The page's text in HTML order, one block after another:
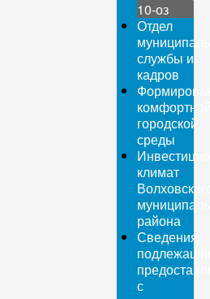
10-оз
Отдел
службы и
кадров
городской
среды
климат
района
Сведения,
с